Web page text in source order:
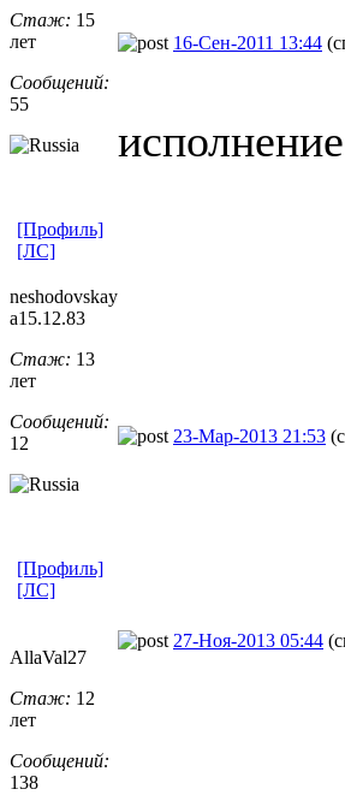
Стаж: 15
лет
Сообщений:
55
16-Сен-2011 13:44
[Профиль]
[ЛС]
neshodovskay
a15.12.83
Стаж: 13
лет
Сообщений:
12
23-Мар-2013 21:53
[Профиль]
[ЛС]
AllaVal27
Стаж: 12
лет
Сообщений:
138
27-Ноя-2013 05:44